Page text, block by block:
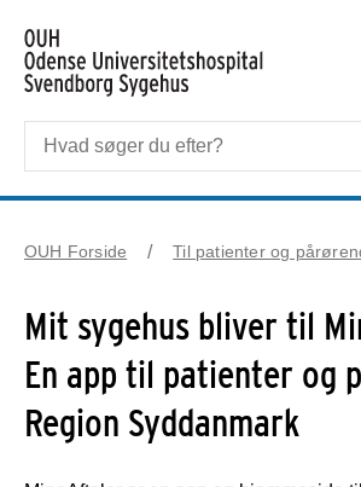
OUH Forside Til patienter og
Mit sygehus bliver til
En app til patienter og
Region Syddanmark